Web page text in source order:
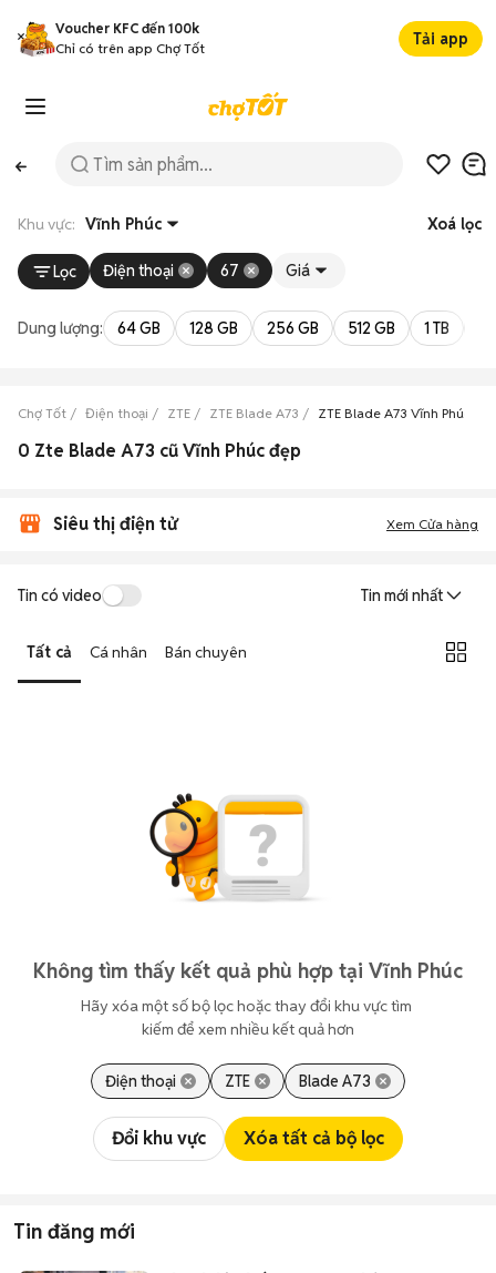
Voucher KFC đến 100k
Chỉ có trên app Chợ Tốt
Tải app
Khu vực: Vĩnh Phúc Xoá lọc
Lọc Điện thoại 67 Giá
Dung lượng: 64 GB 128 GB 256 GB 512 GB 1 TB
Chợ Tốt Điện thoại ZTE ZTE Blade A73 ZTE Blade A73 Vĩnh Phúc
0 Zte Blade A73 cũ Vĩnh Phúc đẹp
Siêu thị điện tử Xem Cửa hàng
Tin có video Tin mới nhất
Tất cả Cá nhân Bán chuyên
Không tìm thấy kết quả phù hợp tại Vĩnh Phúc
Hãy xóa một số bộ lọc hoặc thay đổi khu vực tìm
kiếm để xem nhiều kết quả hơn
Điện thoại ZTE Blade A73
Đổi khu vực Xóa tất cả bộ lọc
Tin đăng mới